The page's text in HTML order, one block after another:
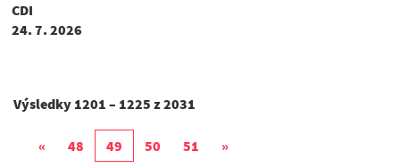
CDI
24. 7. 2026
Výsledky 1201 – 1225 z2031
« 48 49 50 51 »